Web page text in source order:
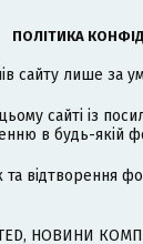
ПОЛІТИКА
сайту лише за
сайті із
в будь-якій
відтворення
НОВИНИ